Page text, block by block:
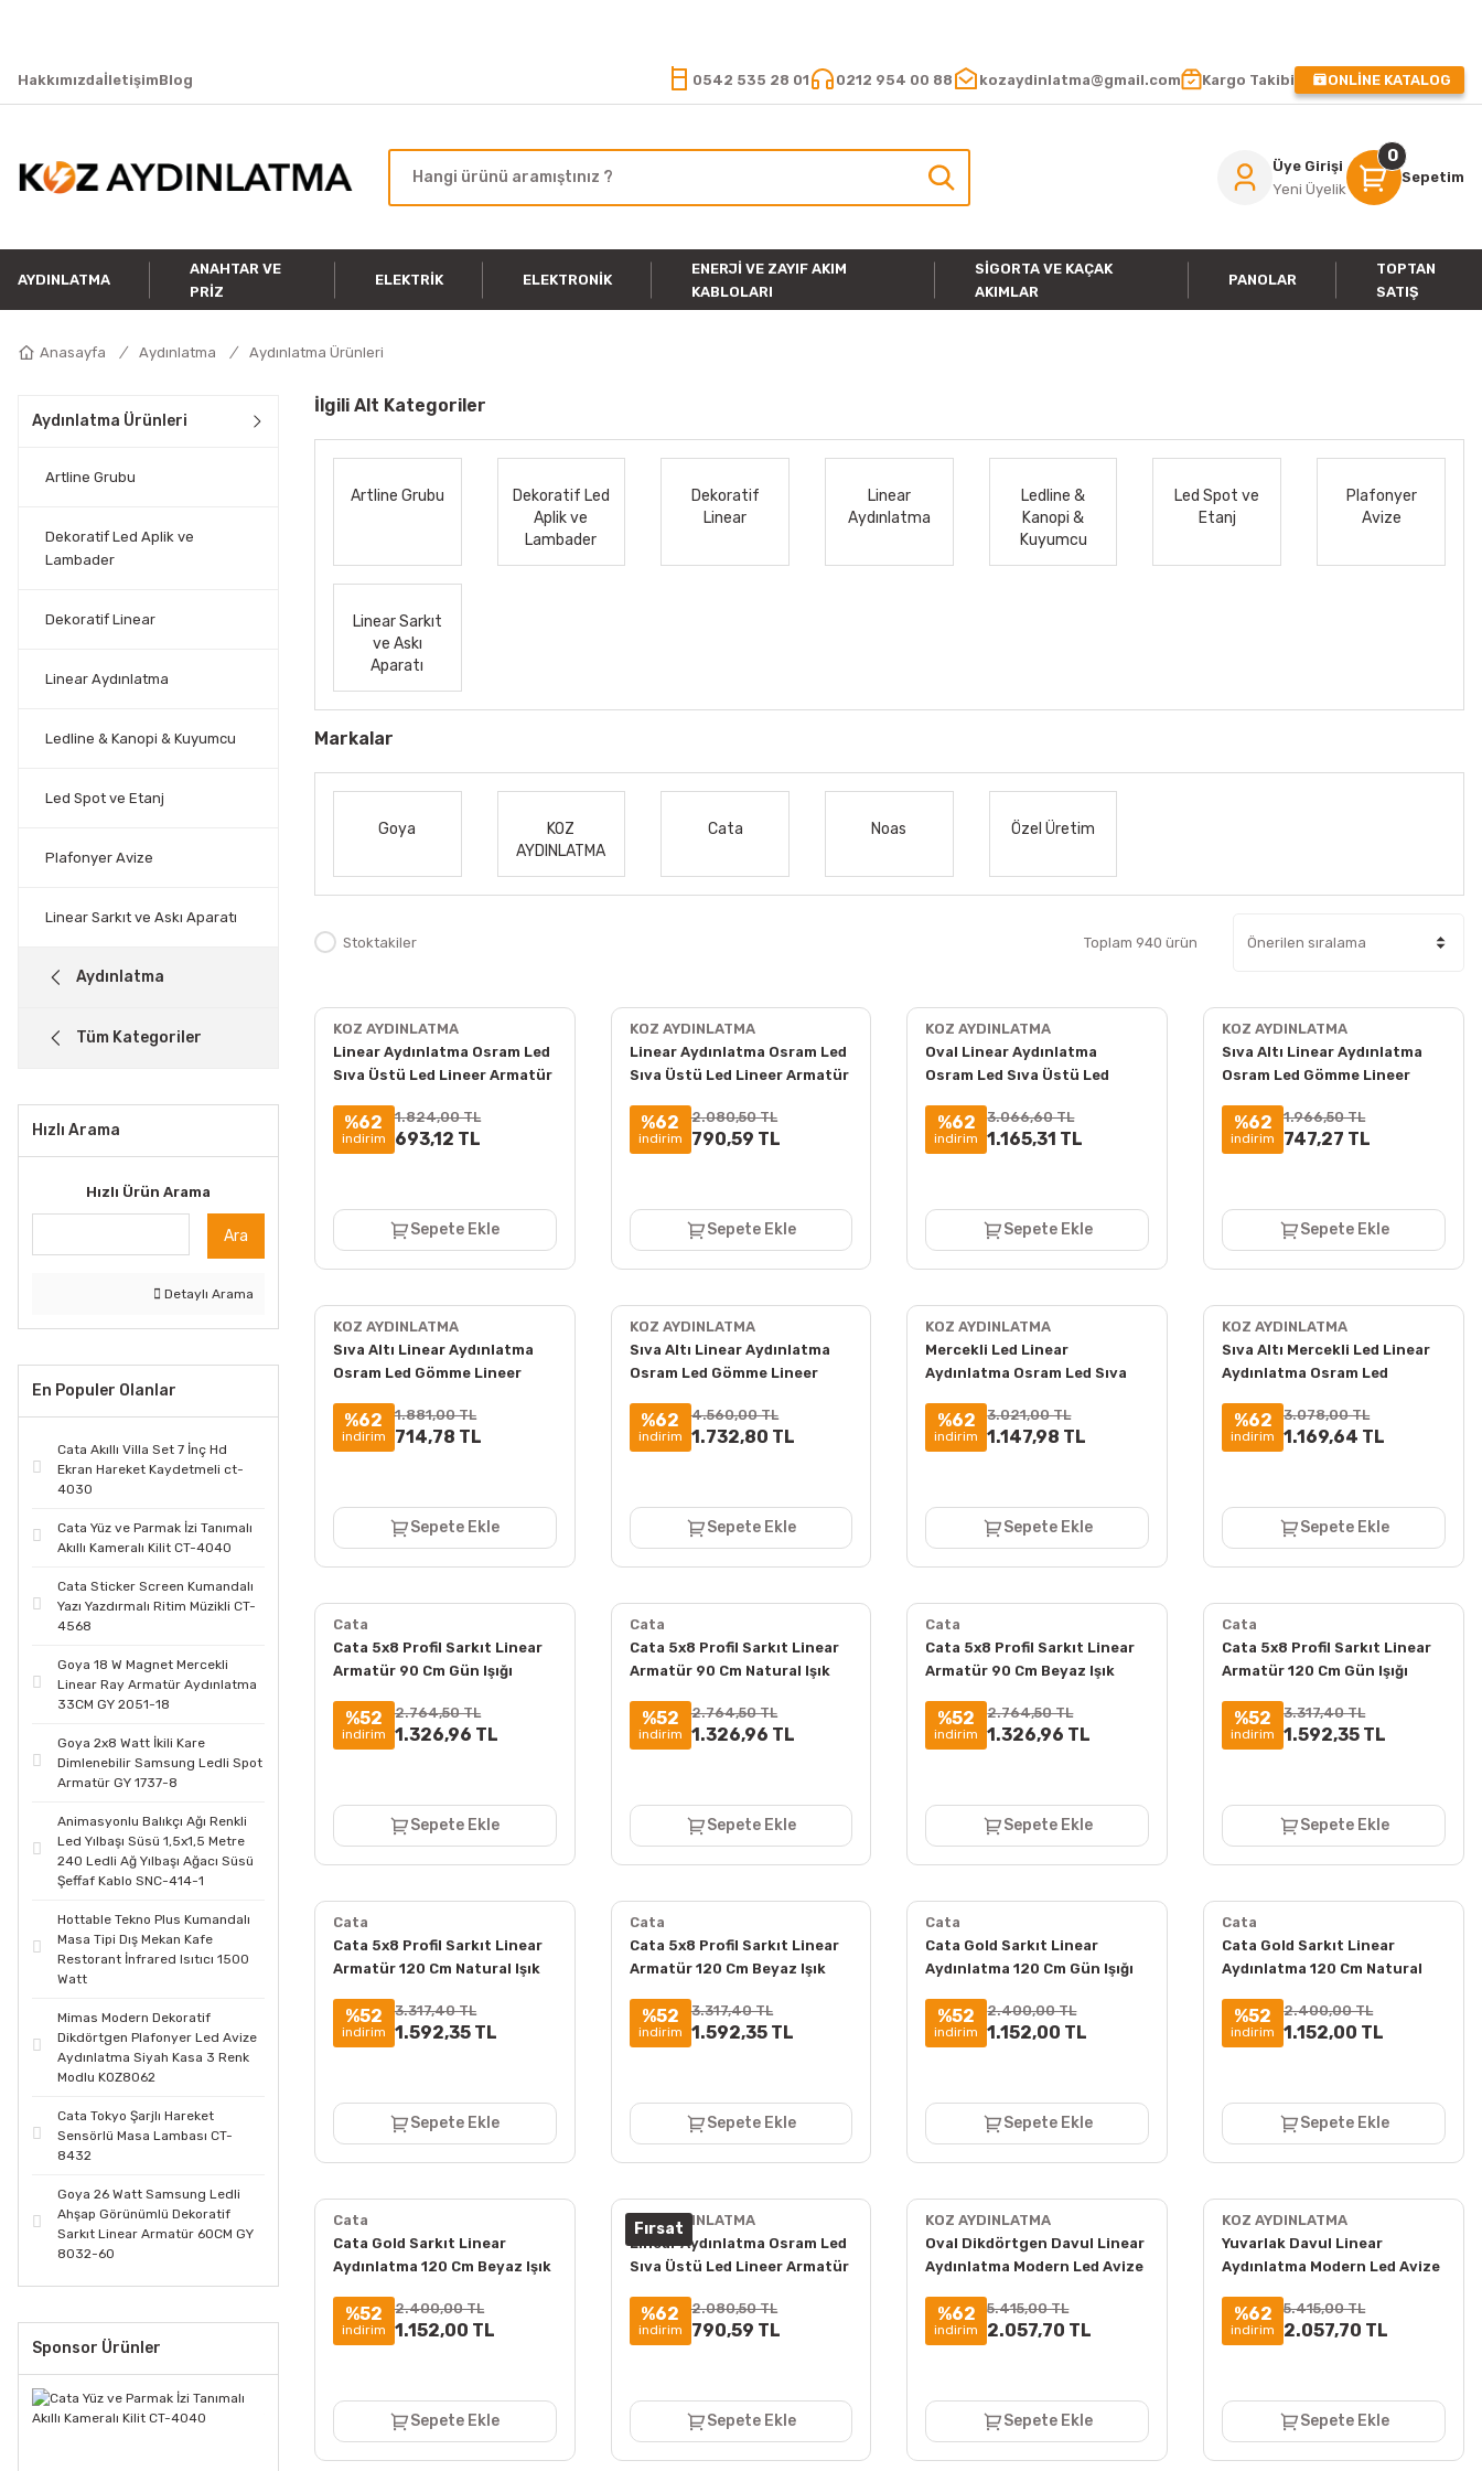
HakkımızdaİletişimBlog 0542 535 28 01 0212 954 00 88 kozaydinlatma@gmail.com Kargo Takibi ONLİNE KATALOG
Üye Girişi
Yeni Üyelik
0
Sepetim
AYDINLATMA
ANAHTAR VE
PRIZ
ELEKTRIK ELEKTRONIK
ENERJI VE ZAYIF AKIM
KABLOLARI
SIGORTA VE KAÇAK
AKIMLAR
PANOLAR
TOPTAN
SATIŞ
Anasayfa Aydınlatma Aydınlatma Ürünleri
Aydınlatma Ürünleri
Artline Grubu
Dekoratif Led Aplik ve
Lambader
Dekoratif Linear
Linear Aydınlatma
Ledline & Kanopi & Kuyumcu
Led Spot ve Etanj
Plafonyer Avize
Linear Sarkıt ve Askı Aparatı
Aydınlatma
Tüm Kategoriler
Hızlı Arama
Hızlı Ürün Arama
Ara
Detaylı Arama
En Populer Olanlar
Cata Akıllı Villa Set 7 İnç Hd
Ekran Hareket Kaydetmeli ct-
4030
Cata Yüz ve Parmak İzi Tanımalı
Akıllı Kameralı Kilit CT-4040
Cata Sticker Screen Kumandalı
Yazı Yazdırmalı Ritim Müzikli CT-
4568
Goya 18 W Magnet Mercekli
Linear Ray Armatür Aydınlatma
33CM GY 2051-18
Goya 2x8 Watt İkili Kare
Dimlenebilir Samsung Ledli Spot
Armatür GY 1737-8
Animasyonlu Balıkçı Ağı Renkli
Led Yılbaşı Süsü 1,5x1,5 Metre
240 Ledli Ağ Yılbaşı Ağacı Süsü
Şeffaf Kablo SNC-414-1
Hottable Tekno Plus Kumandalı
Masa Tipi Dış Mekan Kafe
Restorant İnfrared Isıtıcı 1500
Watt
Mimas Modern Dekoratif
Dikdörtgen Plafonyer Led Avize
Aydınlatma Siyah Kasa 3 Renk
Modlu KOZ8062
Cata Tokyo Şarjlı Hareket
Sensörlü Masa Lambası CT-
8432
Goya 26 Watt Samsung Ledli
Ahşap Görünümlü Dekoratif
Sarkıt Linear Armatür 60CM GY
8032-60
Sponsor Ürünler
İlgili Alt Kategoriler
Artline Grubu
Dekoratif Led
Aplik ve
Lambader
Dekoratif
Linear
Linear
Aydınlatma
Ledline &
Kanopi &
Kuyumcu
Led Spot ve
Etanj
Plafonyer
Avize
Linear Sarkıt
ve Askı
Aparatı
Markalar
Goya
KOZ
AYDINLATMA
Cata Noas Özel Üretim
Stoktakiler Toplam 940 ürün
KOZ AYDINLATMA
Linear Aydınlatma Osram Led
Sıva Üstü Led Lineer Armatür
%62
indirim
1.824,00 TL
693,12 TL
Sepete Ekle
KOZ AYDINLATMA
Linear Aydınlatma Osram Led
Sıva Üstü Led Lineer Armatür
%62
indirim
2.080,50 TL
790,59 TL
Sepete Ekle
KOZ AYDINLATMA
Oval Linear Aydınlatma
Osram Led Sıva Üstü Led
%62
indirim
3.066,60 TL
1.165,31 TL
Sepete Ekle
KOZ AYDINLATMA
Sıva Altı Linear Aydınlatma
Osram Led Gömme Lineer
%62
indirim
1.966,50 TL
747,27 TL
Sepete Ekle
KOZ AYDINLATMA
Sıva Altı Linear Aydınlatma
Osram Led Gömme Lineer
%62
indirim
1.881,00 TL
714,78 TL
Sepete Ekle
KOZ AYDINLATMA
Sıva Altı Linear Aydınlatma
Osram Led Gömme Lineer
%62
indirim
4.560,00 TL
1.732,80 TL
Sepete Ekle
KOZ AYDINLATMA
Mercekli Led Linear
Aydınlatma Osram Led Sıva
Kasa
%62
indirim
3.021,00 TL
1.147,98 TL
Sepete Ekle
KOZ AYDINLATMA
Sıva Altı Mercekli Led Linear
Aydınlatma Osram Led
5x4x3,5 Cm Kasa
%62
indirim
3.078,00 TL
1.169,64 TL
Sepete Ekle
Cata
Cata 5x8 Profil Sarkıt Linear
Armatür 90 Cm Gün Işığı
%52
indirim
2.764,50 TL
1.326,96 TL
Sepete Ekle
Cata
Cata 5x8 Profil Sarkıt Linear
Armatür 90 Cm Natural Işık
%52
indirim
2.764,50 TL
1.326,96 TL
Sepete Ekle
Cata
Cata 5x8 Profil Sarkıt Linear
Armatür 90 Cm Beyaz Işık
%52
indirim
2.764,50 TL
1.326,96 TL
Sepete Ekle
Cata
Cata 5x8 Profil Sarkıt Linear
Armatür 120 Cm Gün Işığı
%52
indirim
3.317,40 TL
1.592,35 TL
Sepete Ekle
Cata
Cata 5x8 Profil Sarkıt Linear
Armatür 120 Cm Natural Işık
%52
indirim
3.317,40 TL
1.592,35 TL
Sepete Ekle
Cata
Cata 5x8 Profil Sarkıt Linear
Armatür 120 Cm Beyaz Işık
%52
indirim
3.317,40 TL
1.592,35 TL
Sepete Ekle
Cata
Cata Gold Sarkıt Linear
Aydınlatma 120 Cm Gün Işığı
%52
indirim
2.400,00 TL
1.152,00 TL
Sepete Ekle
Cata
Cata Gold Sarkıt Linear
Aydınlatma 120 Cm Natural
%52
indirim
2.400,00 TL
1.152,00 TL
Sepete Ekle
Cata
Cata Gold Sarkıt Linear
Aydınlatma 120 Cm Beyaz Işık
%52
indirim
2.400,00 TL
1.152,00 TL
Sepete Ekle
Fırsat
KOZ AYDINLATMA
Linear Aydınlatma Osram Led
Sıva Üstü Led Lineer Armatür
%62
indirim
2.080,50 TL
790,59 TL
Sepete Ekle
KOZ AYDINLATMA
Oval Dikdörtgen Davul Linear
Aydınlatma Modern Led Avize
%62
indirim
5.415,00 TL
2.057,70 TL
Sepete Ekle
KOZ AYDINLATMA
Yuvarlak Davul Linear
Aydınlatma Modern Led Avize
%62
indirim
5.415,00 TL
2.057,70 TL
Sepete Ekle